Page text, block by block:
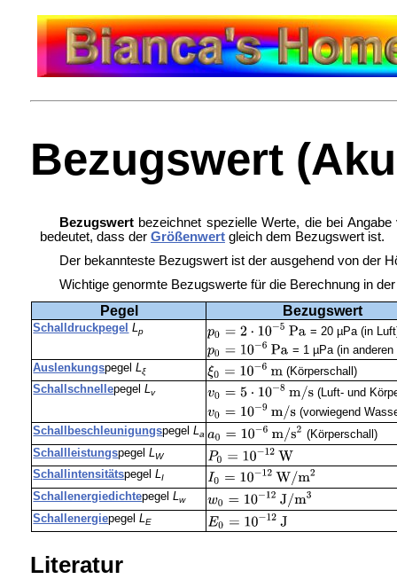
Bezugswert
Bezugswertbezeichnet spezielle Werte, die bei
bedeutet, dass der Größenwertgleich dem Bezugswert ist.
Der bekannteste Bezugswert ist der ausgehend von der
Wichtige genormte Bezugswerte für die Berechnung in
Pegel Bezugswert
Schalldruckpegel Lp
= 20 µPa (in
= 1 µPa (in anderen
AuslenkungspegelLξ
(Körperschall)
SchallschnellepegelLv
(Luft- und
(vorwiegend
SchallbeschleunigungspegelLa
(Körperschall)
SchallleistungspegelLW
SchallintensitätspegelLI
SchallenergiedichtepegelLw
SchallenergiepegelLE
Literatur